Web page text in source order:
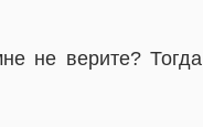
не верите? Тогда